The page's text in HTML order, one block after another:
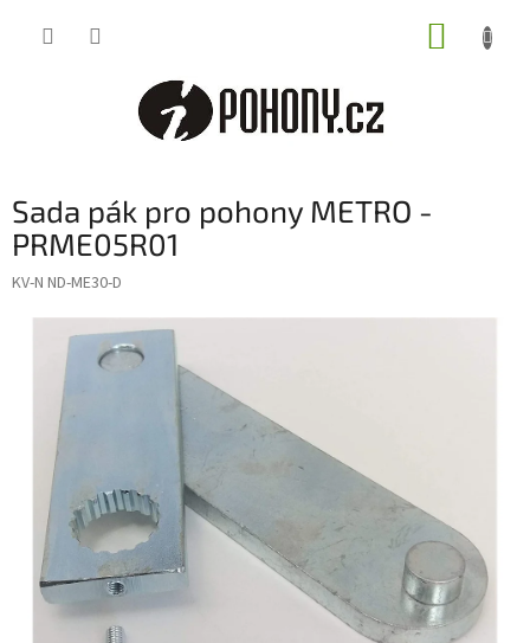
Sada pák pro pohony METRO -
PRME05R01
KV-N ND-ME30-D